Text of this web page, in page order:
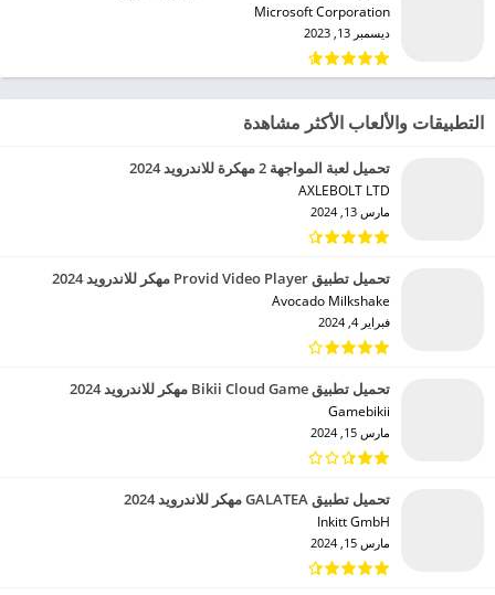
Microsoft Corporation‏
ديسمبر 13, 2023
التطبيقات والألعاب الأكثر مشاهدة
تحميل لعبة المواجهة 2 مهكرة للاندرويد 2024
AXLEBOLT LTD‏
مارس 13, 2024
تحميل تطبيق Provid Video Player مهكر للاندرويد 2024
Avocado Milkshake‏
فبراير 4, 2024
تحميل تطبيق Bikii Cloud Game مهكر للاندرويد 2024
Gamebikii‏
مارس 15, 2024
تحميل تطبيق GALATEA مهكر للاندرويد 2024
Inkitt GmbH‏
مارس 15, 2024